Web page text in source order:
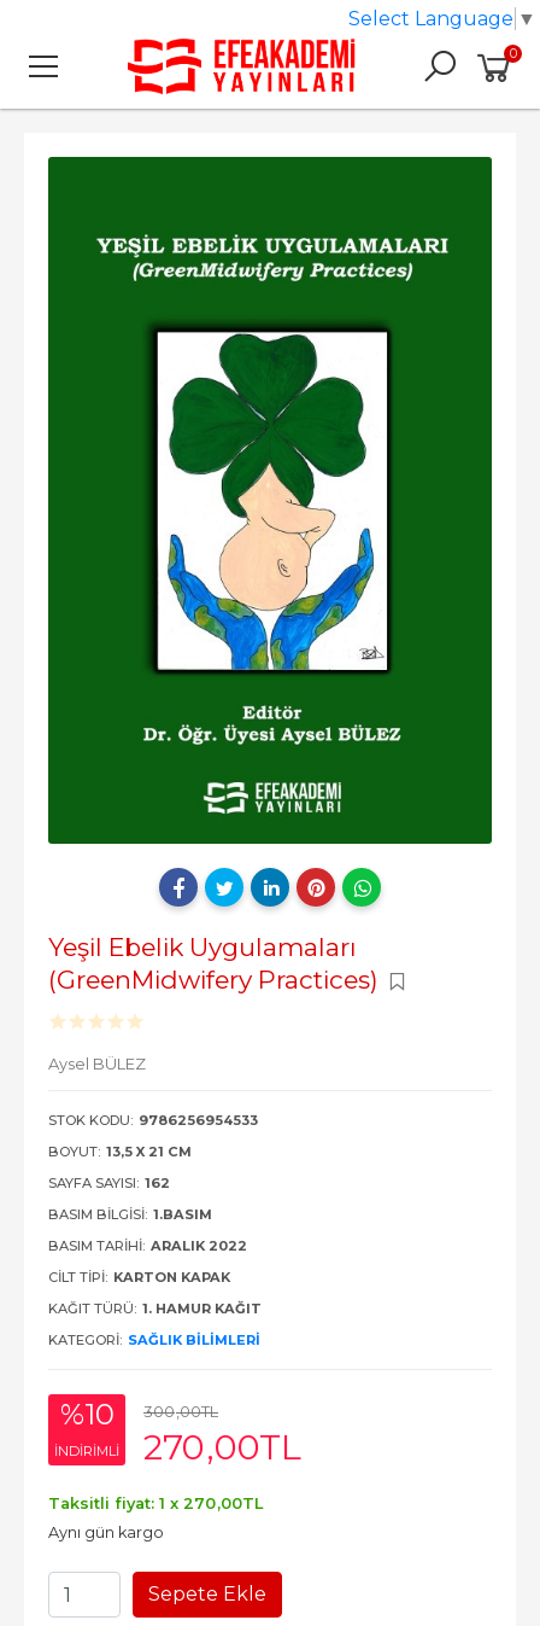
0
Yeşil Ebelik Uygulamaları
(GreenMidwifery Practices)
Aysel BÜLEZ
STOK KODU: 9786256954533
BOYUT: 13,5 X 21 CM
SAYFA SAYISI: 162
BASIM BILGISI: 1.BASIM
BASIM TARIHI: ARALIK 2022
CILT TIPI: KARTON KAPAK
KAĞIT TÜRÜ: 1. HAMUR KAĞIT
KATEGORI: SAĞLIK BILIMLERI
%10
INDIRIMLI
300,00TL
270,00TL
Taksitli fiyat: 1 x 270,00TL
Aynı gün kargo
Sepete Ekle
Select Language ▼